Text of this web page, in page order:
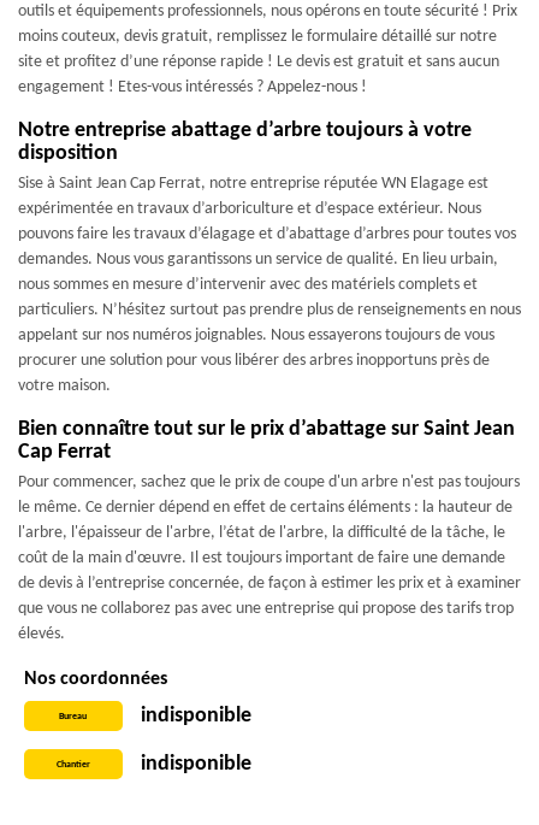
outils et équipements professionnels, nous opérons en toute sécurité ! Prix
moins couteux, devis gratuit, remplissez le formulaire détaillé sur notre
site et profitez d’une réponse rapide ! Le devis est gratuit et sans aucun
engagement ! Etes-vous intéressés ? Appelez-nous !
Notre entreprise abattage d’arbre toujours à votre
disposition
Sise à Saint Jean Cap Ferrat, notre entreprise réputée WN Elagage est
expérimentée en travaux d’arboriculture et d’espace extérieur. Nous
pouvons faire les travaux d’élagage et d’abattage d’arbres pour toutes vos
demandes. Nous vous garantissons un service de qualité. En lieu urbain,
nous sommes en mesure d’intervenir avec des matériels complets et
particuliers. N’hésitez surtout pas prendre plus de renseignements en nous
appelant sur nos numéros joignables. Nous essayerons toujours de vous
procurer une solution pour vous libérer des arbres inopportuns près de
votre maison.
Bien connaître tout sur le prix d’abattage sur Saint Jean
Cap Ferrat
Pour commencer, sachez que le prix de coupe d'un arbre n'est pas toujours
le même. Ce dernier dépend en effet de certains éléments : la hauteur de
l'arbre, l'épaisseur de l'arbre, l’état de l'arbre, la difficulté de la tâche, le
coût de la main d'œuvre. Il est toujours important de faire une demande
de devis à l’entreprise concernée, de façon à estimer les prix et à examiner
que vous ne collaborez pas avec une entreprise qui propose des tarifs trop
élevés.
Nos coordonnées
Bureau indisponible
Chantier indisponible